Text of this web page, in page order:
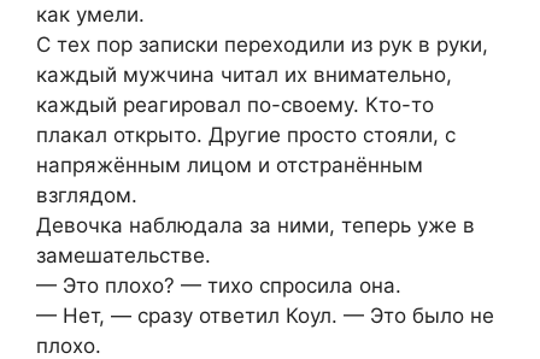
как умели.
С тех пор записки переходили из рук в руки,
каждый мужчина читал их внимательно,
каждый реагировал по-своему. Кто-то
плакал открыто. Другие просто стояли, с
напряжённым лицом и отстранённым
взглядом.
Девочка наблюдала за ними, теперь уже в
замешательстве.
— Это плохо? — тихо спросила она.
— Нет, — сразу ответил Коул. — Это было не
плохо.